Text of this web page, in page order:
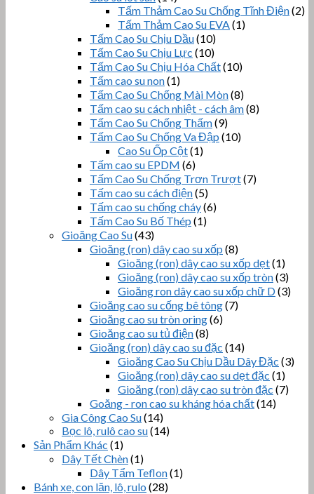
Tấm Thảm Cao Su Chống Tĩnh Điện(2)
Tấm Thảm Cao Su EVA(1)
Tấm Cao Su Chịu Dầu(10)
Tấm Cao Su Chịu Lực (10)
Tấm Cao Su Chịu Hóa Chất(10)
Tấm cao su non(1)
Tấm Cao Su Chống Mài Mòn(8)
Tấm cao su cách nhiệt - cách âm(8)
Tấm Cao Su Chống Thấm(9)
Tấm Cao Su Chống Va Đập (10)
Cao Su Ốp Cột(1)
Tấm cao su EPDM (6)
Tấm Cao Su Chống Trơn Trượt(7)
Tấm cao su cách điện(5)
Tấm cao su chống cháy(6)
Tấm Cao Su Bố Thép (1)
Gioăng Cao Su(43)
Gioăng (ron) dây cao su xốp (8)
Gioăng (ron) dây cao su xốp dẹt(1)
Gioăng (ron) dây cao su xốp tròn(3)
Gioăng ron dây cao su xốp chữ D(3)
Gioăng cao su cống bê tông(7)
Gioăng cao su tròn oring(6)
Gioăng cao su tủ điện(8)
Gioăng (ron) dây cao su đặc (14)
Gioăng Cao Su Chịu Dầu Dây Đặc (3)
Gioăng (ron) dây cao su dẹt đặc (1)
Gioăng (ron) dây cao su tròn đặc (7)
Goăng - ron cao su kháng hóa chất(14)
Gia Công Cao Su(14)
Bọc lô, rulô cao su(14)
Sản Phẩm Khác (1)
Dây Tết Chèn(1)
Dây Tẩm Teflon(1)
Bánh xe, con lăn, lô, rulo (28)